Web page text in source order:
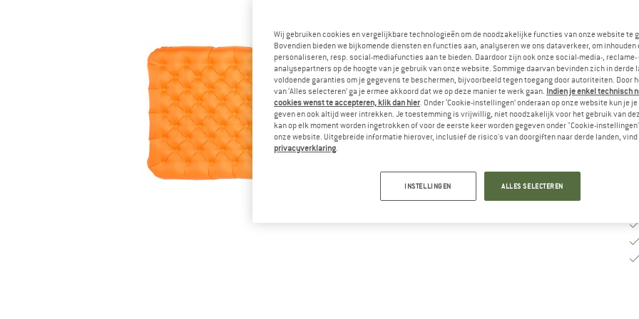
Wij gebruiken cookies en vergelijkbare technologieën om de noodzakelijke functies van onze website te
Bovendien bieden we bijkomende diensten en functies aan, analyseren we ons dataverkeer, om inhouden
personaliseren, resp. social-mediafuncties aan te bieden. Daardoor zijn ook onze social-media-, reclame-
analysepartners op de hoogte van je gebruik van onze website. Sommige daarvan bevinden zich in derde
voldoende garanties om je gegevens te beschermen, bijvoorbeeld tegen toegang door autoriteiten. Door
van ‘Alles selecteren’ ga je ermee akkoord dat we op deze manier te werk gaan. Indien je enkel technisch
cookies wenst te accepteren, klik dan hier. Onder ‘Cookie-instellingen’ onderaan op onze website kun je
geven en ook altijd weer intrekken. Je toestemming is vrijwillig, niet noodzakelijk voor het gebruik van
kan op elk moment worden ingetrokken of voor de eerste keer worden gegeven onder "Cookie-
onze website. Uitgebreide informatie hierover, inclusief de risico's van doorgiften naar derde landen, vind
privacyverklaring.
INSTELLINGEN ALLES SELECTEREN